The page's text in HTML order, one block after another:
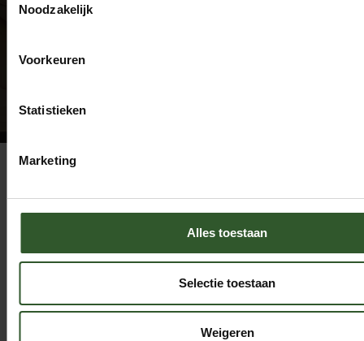
Noodzakelijk
Voorkeuren
Statistieken
Marketing
Alles toestaan
Selectie toestaan
Weigeren
Facebook